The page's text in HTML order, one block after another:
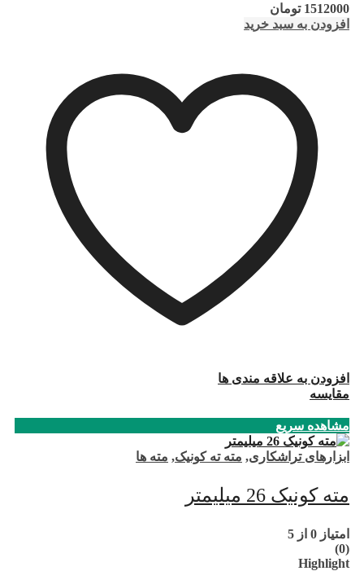
1512000 تومان
افزودن به سبد خرید
افزودن به علاقه مندی ها
مقایسه
مشاهده سریع
ابزارهای تراشکاری, مته ته کونیک, مته ها
مته کونیک 26 میلیمتر
امتیاز 0 از 5
(0)
Highlight